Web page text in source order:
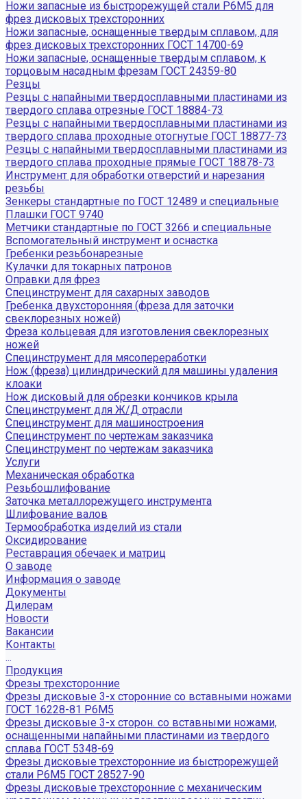
Ножи запасные из быстрорежущей стали Р6М5 для
фрез дисковых трехсторонних
Ножи запасные, оснащенные твердым сплавом, для
фрез дисковых трехсторонних ГОСТ 14700-69
Ножи запасные, оснащенные твердым сплавом, к
торцовым насадным фрезам ГОСТ 24359-80
Резцы
Резцы с напайными твердосплавными пластинами из
твердого сплава отрезные ГОСТ 18884-73
Резцы с напайными твердосплавными пластинами из
твердого сплава проходные отогнутые ГОСТ 18877-73
Резцы с напайными твердосплавными пластинами из
твердого сплава проходные прямые ГОСТ 18878-73
Инструмент для обработки отверстий и нарезания
резьбы
Зенкеры стандартные по ГОСТ 12489 и специальные
Плашки ГОСТ 9740
Метчики стандартные по ГОСТ 3266 и специальные
Вспомогательный инструмент и оснастка
Гребенки резьбонарезные
Кулачки для токарных патронов
Оправки для фрез
Специнструмент для сахарных заводов
Гребенка двухсторонняя (фреза для заточки
свеклорезных ножей)
Фреза кольцевая для изготовления свеклорезных
ножей
Специнструмент для мясопереработки
Нож (фреза) цилиндрический для машины удаления
клоаки
Нож дисковый для обрезки кончиков крыла
Специнструмент для Ж/Д отрасли
Специнструмент для машиностроения
Специнструмент по чертежам заказчика
Специнструмент по чертежам заказчика
Услуги
Механическая обработка
Резьбошлифование
Заточка металлорежущего инструмента
Шлифование валов
Термообработка изделий из стали
Оксидирование
Реставрация обечаек и матриц
О заводе
Информация о заводе
Документы
Дилерам
Новости
Вакансии
Контакты
...
Продукция
Фрезы трехсторонние
Фрезы дисковые 3-х сторонние со вставными ножами
ГОСТ 16228-81 Р6М5
Фрезы дисковые 3-х сторон. со вставными ножами,
оснащенными напайными пластинами из твердого
сплава ГОСТ 5348-69
Фрезы дисковые трехсторонние из быстрорежущей
стали Р6М5 ГОСТ 28527-90
Фрезы дисковые трехсторонние с механическим